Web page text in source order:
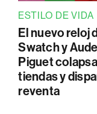
ESTILO DE VIDA
El nuevo reloj
Swatch y
Piguet colapsa
tiendas y
reventa